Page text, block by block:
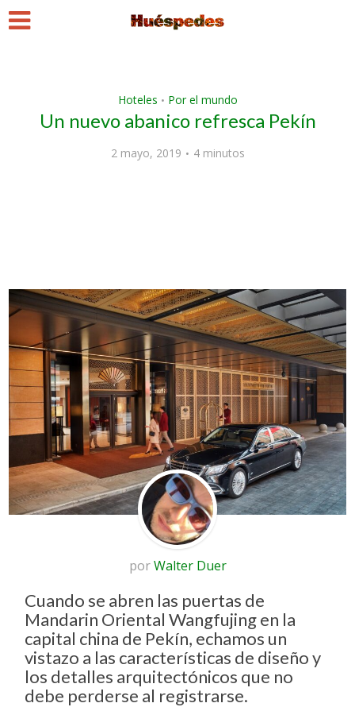
Hoteles • Por el mundo
Un nuevo abanico refresca Pekín
2 mayo, 2019 4 minutos
porWalter Duer
Cuando se abren las puertas de
Mandarin Oriental Wangfujing en la
capital china de Pekín, echamos un
vistazo a las características de diseño y
los detalles arquitectónicos que no
debe perderse al registrarse.